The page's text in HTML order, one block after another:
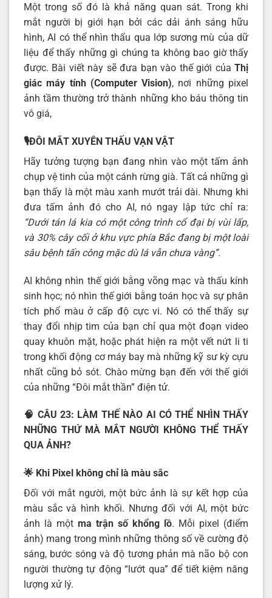
Một trong số đó là khả năng quan sát. Trong khi
mắt người bị giới hạn bởi các dải ánh sáng hữu
hình, AI có thể nhìn thấu qua lớp sương mù của dữ
liệu để thấy những gì chúng ta không bao giờ thấy
được. Bài viết này sẽ đưa bạn vào thế giới của Thị
giác máy tính(Computer Vision), nơi những pixel
ảnh tầm thường trở thành những kho báu thông tin
vô giá,
🎙️ĐÔI MẮT XUYÊN THẤU VẠN VẬT
Hãy tưởng tượng bạn đang nhìn vào một tấm ảnh
chụp vệ tinh của một cánh rừng già. Tất cả những gì
bạn thấy là một màu xanh mướt trải dài. Nhưng khi
đưa tấm ảnh đó cho AI, nó ngay lập tức chỉ ra:
“Dưới tán lá kia có một công trình cổ đại bị vùi lấp,
và 30% cây cối ở khu vực phía Bắc đang bị một loài
sâu bệnh tấn công mặc dù lá vẫn chưa vàng”.
AI không nhìn thế giới bằng võng mạc và thấu kính
sinh học; nó nhìn thế giới bằng toán học và sự phân
tích phổ màu ở cấp độ cực vi. Nó có thể thấy sự
thay đổi nhịp tim của bạn chỉ qua một đoạn video
quay khuôn mặt, hoặc phát hiện ra một vết nứt li ti
trong khối động cơ máy bay mà những kỹ sư kỳ cựu
nhất cũng bỏ sót. Chào mừng bạn đến với thế giới
của những “Đôi mắt thần” điện tử.
🧠 CÂU 23: LÀM THẾ NÀO AI CÓ THỂ NHÌN THẤY
NHỮNG THỨ MÀ MẮT NGƯỜI KHÔNG THỂ THẤY
QUA ẢNH?
🌟 Khi Pixel không chỉ là màu sắc
Đối với mắt người, một bức ảnh là sự kết hợp của
màu sắc và hình khối. Nhưng đối với AI, một bức
ảnh là một ma trận số khổng lồ. Mỗi pixel (điểm
ảnh) mang trong mình những thông số về cường độ
sáng, bước sóng và độ tương phản mà não bộ con
người thường tự động “lướt qua” để tiết kiệm năng
lượng xử lý.